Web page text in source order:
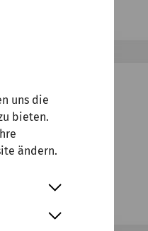
uns die
bieten.
ändern.